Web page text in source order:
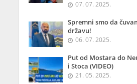
07. 07. 2025.
Spremni smo da
državu!
06. 07. 2025.
Put od Mostara do
i Stoca (VIDEO)
21. 05. 2025.